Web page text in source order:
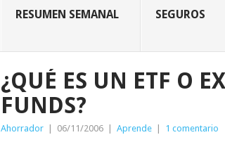
RESUMEN SEMANAL SEGUROS
¿QUÉ ES UN ETF O
FUNDS?
Ahorrador 06/11/2006 Aprende 1 comentario